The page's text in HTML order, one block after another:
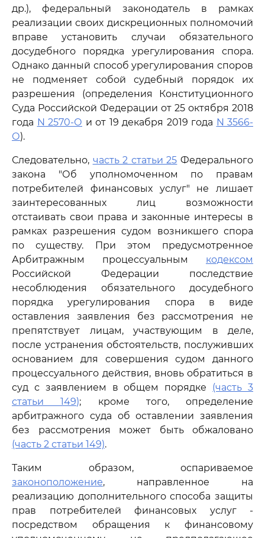
др.), федеральный законодатель в рамках
реализации своих дискреционных полномочий
вправе установить случаи обязательного
досудебного порядка урегулирования спора.
Однако данный способ урегулирования споров
не подменяет собой судебный порядок их
разрешения (определения Конституционного
Суда Российской Федерации от 25 октября 2018
года N 2570-О и от 19 декабря 2019 года N 3566-
О).
Следовательно, часть 2 статьи 25 Федерального
закона "Об уполномоченном по правам
потребителей финансовых услуг" не лишает
заинтересованных лиц возможности
отстаивать свои права и законные интересы в
рамках разрешения судом возникшего спора
по существу. При этом предусмотренное
Арбитражным процессуальным кодексом
Российской Федерации последствие
несоблюдения обязательного досудебного
порядка урегулирования спора в виде
оставления заявления без рассмотрения не
препятствует лицам, участвующим в деле,
после устранения обстоятельств, послуживших
основанием для совершения судом данного
процессуального действия, вновь обратиться в
суд с заявлением в общем порядке (часть 3
статьи 149); кроме того, определение
арбитражного суда об оставлении заявления
без рассмотрения может быть обжаловано
(часть 2 статьи 149).
Таким образом, оспариваемое
законоположение, направленное на
реализацию дополнительного способа защиты
прав потребителей финансовых услуг -
посредством обращения к финансовому